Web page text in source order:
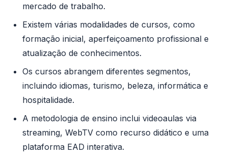
mercado de trabalho.
Existem várias modalidades de cursos, como
formação inicial, aperfeiçoamento profissional e
atualização de conhecimentos.
Os cursos abrangem diferentes segmentos,
incluindo idiomas, turismo, beleza, informática e
hospitalidade.
A metodologia de ensino inclui videoaulas via
streaming, WebTV como recurso didático e uma
plataforma EAD interativa.